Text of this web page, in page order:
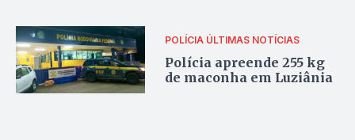
POLÍCIA ÚLTIMAS NOTÍCIAS
Polícia apreende 255 kg
de maconha em Luziânia